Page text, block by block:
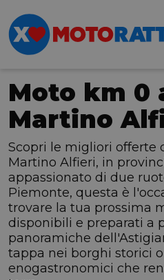
Moto km 0
Martino
Scopri le migliori offerte
Martino Alfieri, in
appassionato di due
Piemonte, questa è
trovare la tua prossima
disponibili e preparati a
panoramiche
tappa nei borghi storici
enogastronomici che